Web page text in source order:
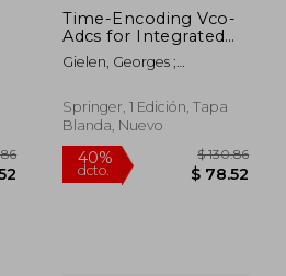
Time-Encoding Vco-
Adcs for Integrated
Systems-On-Chip:
Principles,
Circuits (en Inglés)
Gielen, Georges ;
Luis ; Rombouts, Pieter
Springer, 1 Edición, Tapa
Blanda, Nuevo